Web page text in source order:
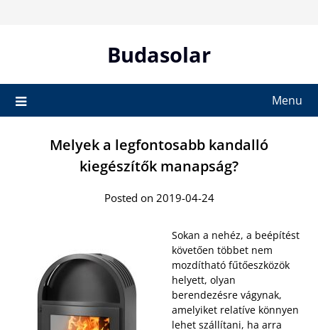
Budasolar
Menu
Melyek a legfontosabb kandalló
kiegészítők manapság?
Posted on 2019-04-24
Sokan a nehéz, a beépítést
követően többet nem
mozdítható fűtőeszközök
helyett, olyan
berendezésre vágynak,
amelyiket relatíve könnyen
lehet szállítani, ha arra